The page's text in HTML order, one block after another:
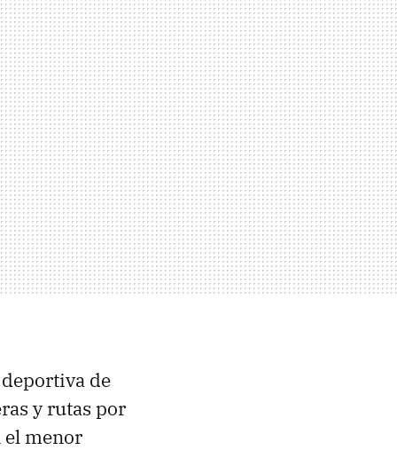
de
y rutas por
el menor